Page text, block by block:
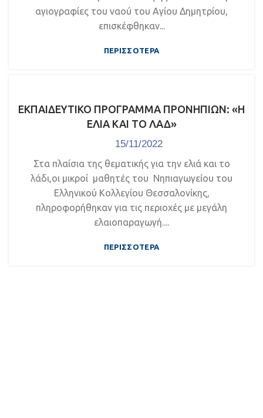
αγιογραφίες του ναού του Αγίου Δημητρίου,
επισκέφθηκαν...
ΠΕΡΙΣΣΌΤΕΡΑ
ΕΚΠΑΙΔΕΥΤΙΚΟ ΠΡΟΓΡΑΜΜΑ ΠΡΟΝΗΠΙΩΝ: «Η
ΕΛΙΑ ΚΑΙ ΤΟ ΛΑΔ»
15/11/2022
Στα πλαίσια της θεματικής για την ελιά και το
λάδι,οι μικροί μαθητές του Νηπιαγωγείου του
Ελληνικού Κολλεγίου Θεσσαλονίκης,
πληροφορήθηκαν για τις περιοχές με μεγάλη
ελαιοπαραγωγή....
ΠΕΡΙΣΣΌΤΕΡΑ